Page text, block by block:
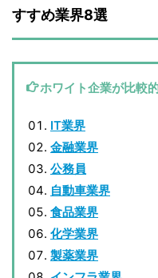
すすめ業界8選
ホワイト企業が比較
IT業界
金融業界
公務員
自動車業界
食品業界
化学業界
製薬業界